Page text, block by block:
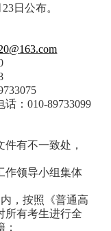
日公布。
：010-89733099
件有不一致处，
作领导小组集体
，按照《普通高
所有考生进行全